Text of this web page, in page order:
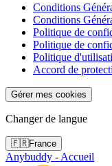
Conditions
Conditions
Politique de
Politique de
Politique
Accord de
Gérer mes cookies
Changer de langue
🇫🇷France
Anybuddy - Accueil